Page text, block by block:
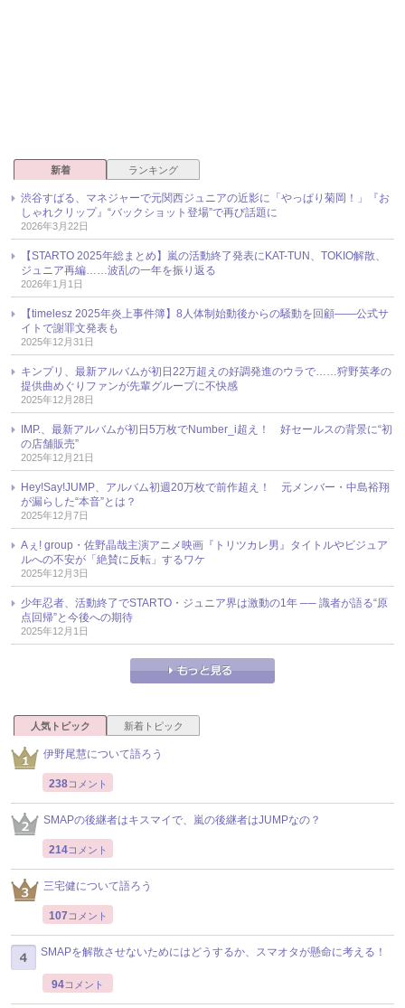
新着 ランキング
渋谷すばる、マネジャーで元関西ジュニアの近影に「やっぱり菊岡！」『お
しゃれクリップ』“バックショット登場”で再び話題に
2026年3月22日
【STARTO 2025年総まとめ】嵐の活動終了発表にKAT-TUN、TOKIO解散、
ジュニア再編……波乱の一年を振り返る
2026年1月1日
【timelesz 2025年炎上事件簿】8人体制始動後からの騒動を回顧――公式サ
イトで謝罪文発表も
2025年12月31日
キンプリ、最新アルバムが初日22万超えの好調発進のウラで……狩野英孝の
提供曲めぐりファンが先輩グループに不快感
2025年12月28日
IMP.、最新アルバムが初日5万枚でNumber_i超え！ 好セールスの背景に“初
の店舗販売”
2025年12月21日
Hey!Say!JUMP、アルバム初週20万枚で前作超え！ 元メンバー・中島裕翔
が漏らした“本音”とは？
2025年12月7日
Aぇ! group・佐野晶哉主演アニメ映画『トリツカレ男』タイトルやビジュア
ルへの不安が「絶賛に反転」するワケ
2025年12月3日
少年忍者、活動終了でSTARTO・ジュニア界は激動の1年 ── 識者が語る“原
点回帰”と今後への期待
2025年12月1日
人気トピック 新着トピック
伊野尾慧について語ろう
238コメント
SMAPの後継者はキスマイで、嵐の後継者はJUMPなの？
214コメント
三宅健について語ろう
107 コメント
SMAPを解散させないためにはどうするか、スマオタが懸命に考える！
94コメント